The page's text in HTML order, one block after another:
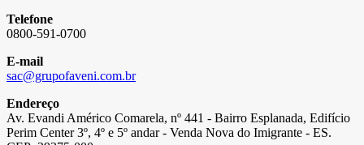
Telefone
0800-591-0700
E-mail
sac@grupofaveni.com.br
Endereço
Av. Evandi Américo Comarela, nº 441 - Bairro Esplanada, Edifício
Perim Center 3º, 4º e 5º andar - Venda Nova do Imigrante - ES.